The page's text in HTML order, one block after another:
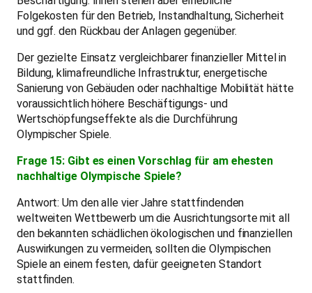
Folgekosten für den Betrieb, Instandhaltung, Sicherheit
und ggf. den Rückbau der Anlagen gegenüber.
Der gezielte Einsatz vergleichbarer finanzieller Mittel in
Bildung, klimafreundliche Infrastruktur, energetische
Sanierung von Gebäuden oder nachhaltige Mobilität hätte
voraussichtlich höhere Beschäftigungs- und
Wertschöpfungseffekte als die Durchführung
Olympischer Spiele.
Frage 15: Gibt es einen Vorschlag für am ehesten
nachhaltige Olympische Spiele?
Antwort: Um den alle vier Jahre stattfindenden
weltweiten Wettbewerb um die Ausrichtungsorte mit all
den bekannten schädlichen ökologischen und finanziellen
Auswirkungen zu vermeiden, sollten die Olympischen
Spiele an einem festen, dafür geeigneten Standort
stattfinden.